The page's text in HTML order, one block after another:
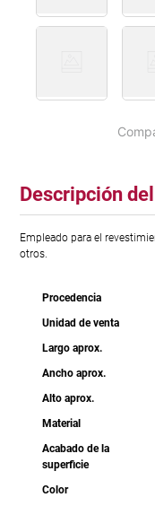
Descripción
Empleado para el
otros.
Procedencia
Unidad de venta
Largo aprox.
Ancho aprox.
Alto aprox.
Material
Acabado de la
superficie
Color